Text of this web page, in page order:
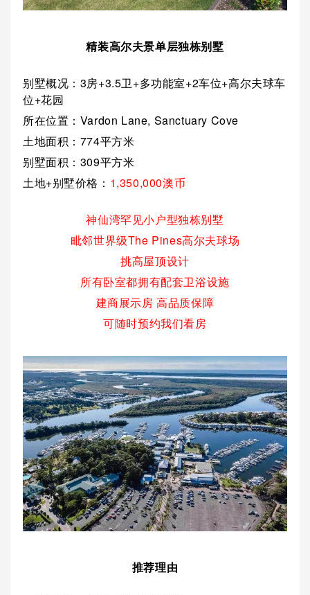
精装高尔夫景单层独栋别墅
别墅概况：3房+3.5卫+多功能室+2车位+高尔夫球车
位+花园
所在位置：Vardon Lane, Sanctuary Cove
土地面积：774平方米
别墅面积：309平方米
土地+别墅价格： 1,350,000澳币
神仙湾罕见小户型独栋别墅
毗邻世界级The Pines高尔夫球场
挑高屋顶设计
所有卧室都拥有配套卫浴设施
建商展示房 高品质保障
可随时预约我们看房
推荐理由